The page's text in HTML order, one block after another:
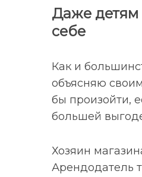
Даже детям
себе
Как и
объясняю
бы произойти,
большей
Хозяин
Арендодатель